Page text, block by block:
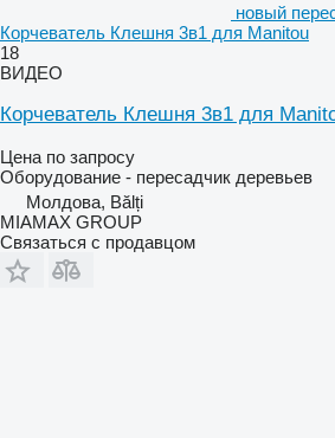
новый
Корчеватель Клешня 3в1 для Manitou
18
ВИДЕО
Корчеватель Клешня 3в1 для
Цена по запросу
Оборудование - пересадчик деревьев
Молдова, Bălți
MIAMAX GROUP
Связаться с продавцом